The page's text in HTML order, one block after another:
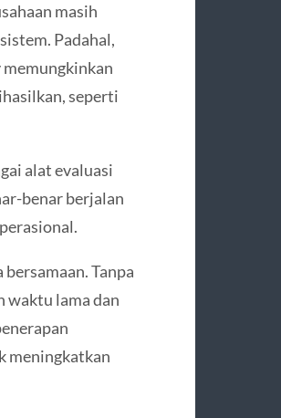
masih
Padahal,
seperti
alat evaluasi
benar berjalan
Tanpa
waktu lama dan
meningkatkan